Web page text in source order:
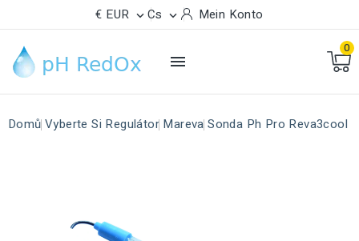
€ EUR  Cs  Mein Konto

0
Domů Vyberte Si Regulátor Mareva Sonda Ph Pro Reva3cool